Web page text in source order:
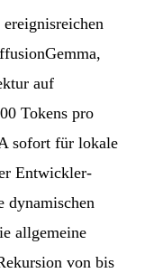
auf
Tokens pro
sofort für lokale
Entwickler-
dynamischen
allgemeine
von bis